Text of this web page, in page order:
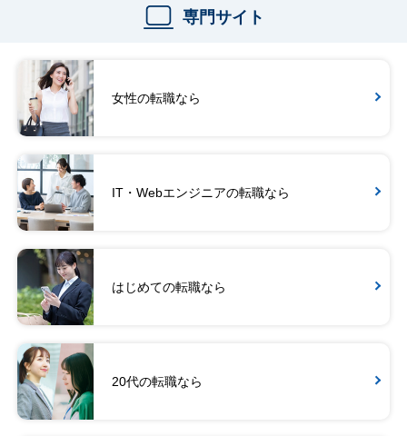
専門サイト
女性の転職なら
IT・Webエンジニアの転職なら
はじめての転職なら
20代の転職なら